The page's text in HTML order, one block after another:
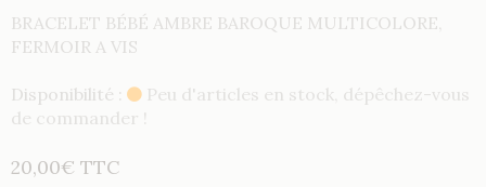
BRACELET BÉBÉ AMBRE BAROQUE MULTICOLORE,
FERMOIR A VIS
Disponibilité :
Peu d'articles en stock, dépêchez-vous
de commander !
20,00€ TTC